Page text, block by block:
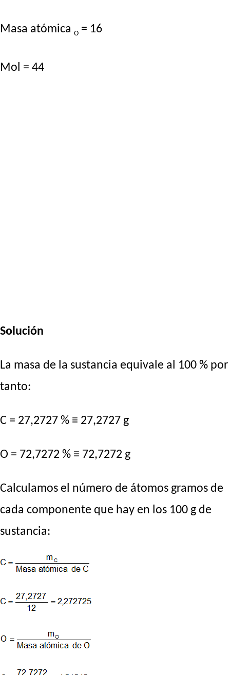
Masa atómica O = 16
Mol = 44
Solución
La masa de la sustancia equivale al 100 % por
tanto:
C = 27,2727 % ≡ 27,2727 g
O = 72,7272 % ≡ 72,7272 g
Calculamos el número de átomos gramos de
cada componente que hay en los 100 g de
sustancia: